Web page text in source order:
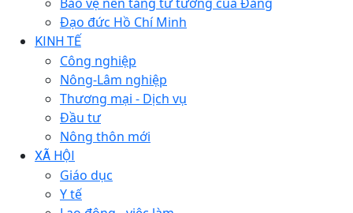
Đạo đức Hồ Chí Minh
KINH TẾ
Công nghiệp
Nông-Lâm nghiệp
Thương mại - Dịch vụ
Đầu tư
Nông thôn mới
XÃ HỘI
Giáo dục
Y tế